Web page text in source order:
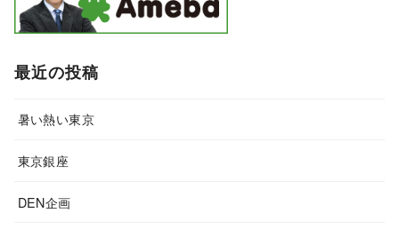
最近の投稿
暑い熱い東京
東京銀座
DEN企画